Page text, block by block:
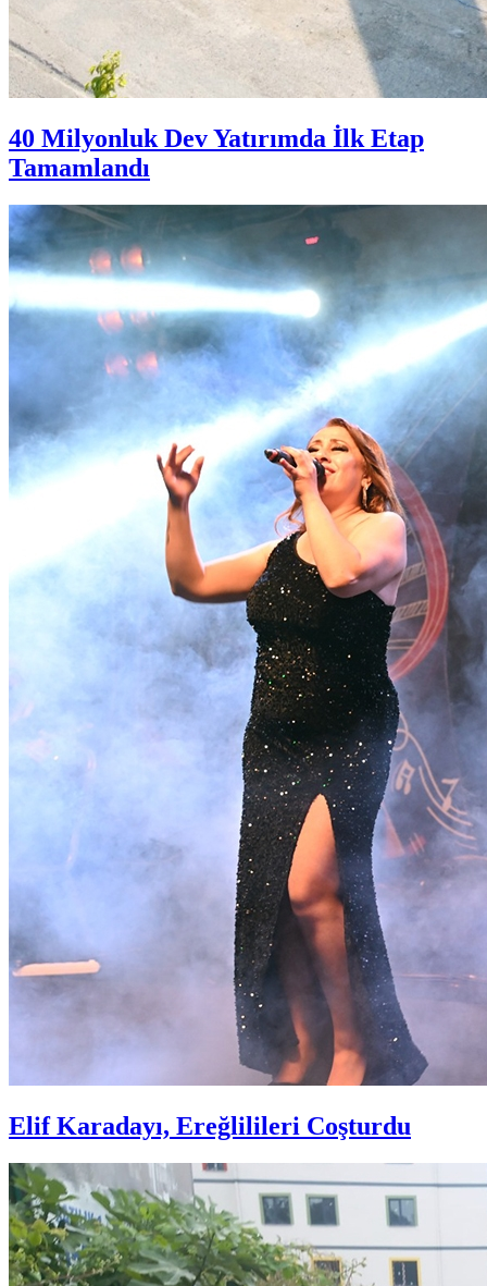
40 Milyonluk Dev Yatırımda İlk Etap
Tamamlandı
Elif Karadayı, Ereğlilileri Coşturdu